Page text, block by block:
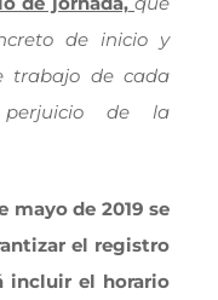
de inicio y
trabajo de cada
perjuicio de la
mayo de 2019 se
el registro
incluir el horario